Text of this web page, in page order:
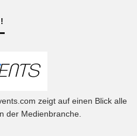
zeigt auf einen Blick alle
der Medienbranche.